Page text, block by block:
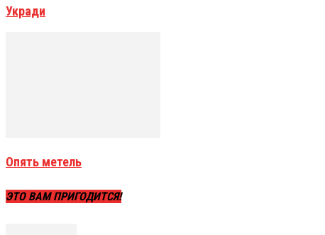
Укради
Опять метель
ЭТО ВАМ ПРИГОДИТСЯ!